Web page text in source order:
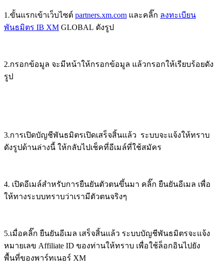
1.ขั้นแรกเข้าเว็บไซต์ partners.xm.com และคลิ๊ก ลงทะเบียน
พันธมิตร IB XM GLOBAL ดังรูป
2.กรอกข้อมูล จะมีหน้าให้กรอกข้อมูล แล้วกรอกให้เรียบร้อยดัง
รูป
3.การเปิดบัญชีพันธมิตรเปิดเสร็จสิ้นแล้ว ระบบจะแจ้งให้ทราบ
ดังรูปด้านล่างนี้ ให้กลับไปเช็คที่อีเมล์ที่ใช้สมัคร
4. เปิดอีเมล์สำหรับการยืนยันตัวตนขึ้นมา คลิ๊ก ยืนยันอีเมล เพื่อ
ให้ทางระบบทราบว่าเรามีตัวตนจริงๆ
5.เมื่อคลิ๊ก ยืนยันอีเมล เสร็จสิ้นแล้ว ระบบบัญชีพันธมิตรจะแจ้ง
หมายเลข Affiliate ID ของท่านให้ทราบ เพื่อใช้ล็อกอินไปยัง
พื้นที่ของพาร์ทเนอร์ XM